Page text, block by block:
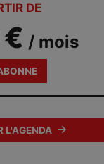
DE
/ mois
L'AGENDA